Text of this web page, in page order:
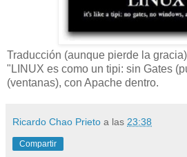
Traducción (aunque pierde la
"LINUX es como un tipi: sin Gates
(ventanas), con Apache dentro.
Ricardo Chao Prieto a las 23:38
Compartir